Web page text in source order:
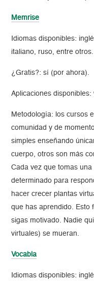
Memrise
Idiomas disponibles:
italiano, ruso, entre otros.
¿Gratis?: sí (por ahora).
Aplicaciones disponibles:
Metodología: los cursos
comunidad y de
simples enseñando
cuerpo, otros son más
Cada vez que tomas
determinado para
hacer crecer plantas
que has aprendido. Esto
sigas motivado. Nadie
virtuales) se mueran.
Vocabla
Idiomas disponibles: